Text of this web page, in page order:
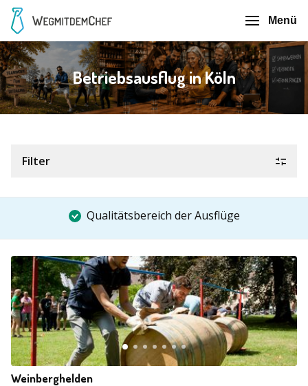
Menü
Betriebsausflug in Köln
Filter
Qualitätsbereich der Ausflüge
Weinberghelden